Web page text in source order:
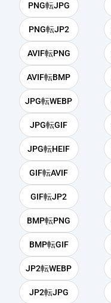
PNG転JPG
PNG転JP2
AVIF転PNG
AVIF転BMP
JPG転WEBP
JPG転GIF
JPG転HEIF
GIF転AVIF
GIF転JP2
BMP転PNG
BMP転GIF
JP2転WEBP
JP2転JPG